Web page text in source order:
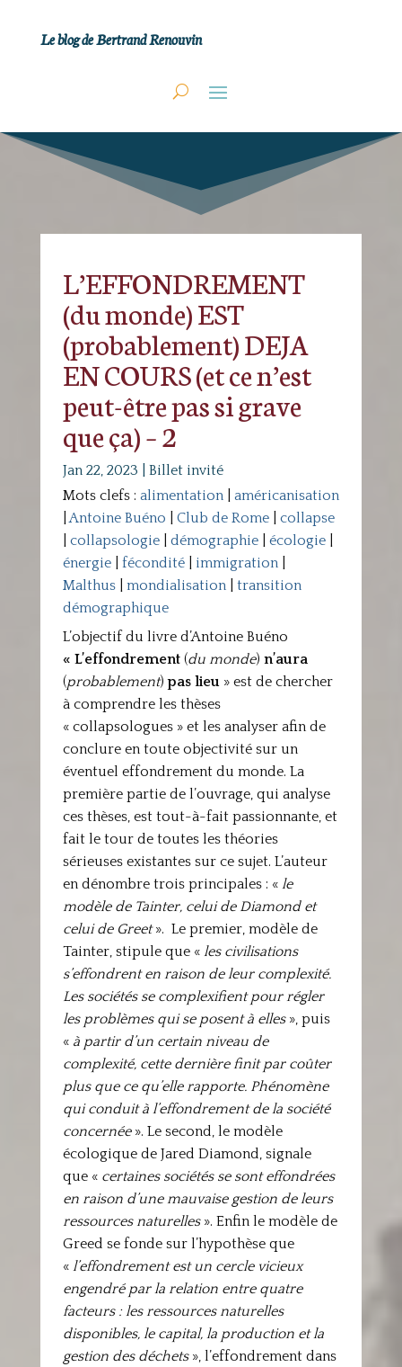
Le blog de Bertrand Renouvin
L’EFFONDREMENT
(du monde) EST
(probablement) DEJA
EN COURS (et ce n’est
peut-être pas si grave
que ça) – 2
Jan 22, 2023
Billet invité
Mots clefs : alimentation| américanisation
|Antoine Buéno Club de Rome| collapse
collapsologie| démographie| écologie|
énergie| fécondité| immigration|
Malthus| mondialisation| transition
démographique
L’objectif du livre d’Antoine Buéno
« L’effondrement (du monde) n’aura
(probablement) pas lieu» est de chercher
à comprendre les thèses
« collapsologues » et les analyser afin de
conclure en toute objectivité sur un
éventuel effondrement du monde. La
première partie de l’ouvrage, qui analyse
ces thèses, est tout-à-fait passionnante, et
fait le tour de toutes les théories
sérieuses existantes sur ce sujet. L’auteur
en dénombre trois principales : « le
modèle de Tainter, celui de Diamond et
celui de Greet». Le premier, modèle de
Tainter, stipule que « les civilisations
s’effondrent en raison de leur complexité.
Les sociétés se complexifient pour régler
les problèmes qui se posent à elles», puis
« à partir d’un certain niveau de
complexité, cette dernière finit par coûter
plus que ce qu’elle rapporte. Phénomène
qui conduit à l’effondrement de la société
concernée». Le second, le modèle
écologique de Jared Diamond, signale
que « certaines sociétés se sont effondrées
en raison d’une mauvaise gestion de leurs
ressources naturelles». Enfin le modèle de
Greed se fonde sur l’hypothèse que
« l’effondrement est un cercle vicieux
engendré par la relation entre quatre
facteurs : les ressources naturelles
disponibles, le capital, la production et la
gestion des déchets», l’effondrement dans